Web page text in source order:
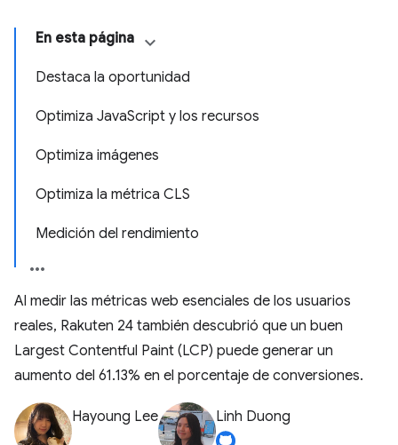
En esta página
Destaca la oportunidad
Optimiza JavaScript y los recursos
Optimiza imágenes
Optimiza la métrica CLS
Medición del rendimiento
Al medir las métricas web esenciales de los usuarios
reales, Rakuten 24 también descubrió que un buen
Largest Contentful Paint (LCP) puede generar un
aumento del 61.13% en el porcentaje de conversiones.
Hayoung Lee Linh Duong